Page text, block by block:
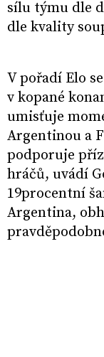
sílu týmu dle
dle kvality
V pořadí Elo
v kopané
umisťuje
Argentinou a
podporuje
hráčů, uvádí
19procentní
Argentina,